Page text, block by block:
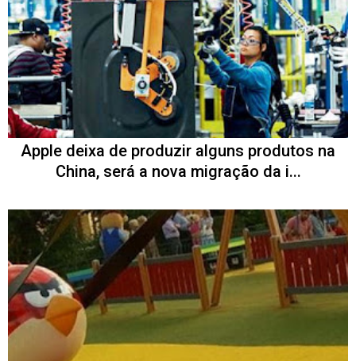
Apple deixa de produzir alguns produtos na
China, será a nova migração da i...